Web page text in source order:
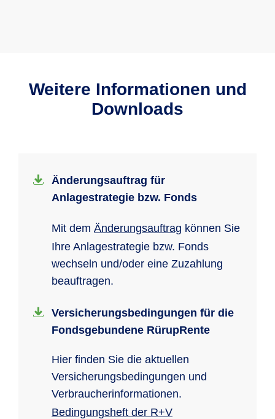
Weitere Informationen und
Downloads
Änderungsauftrag für
Anlagestrategie bzw. Fonds
Mit dem Änderungsauftrag können Sie
Ihre Anlagestrategie bzw. Fonds
wechseln und/oder eine Zuzahlung
beauftragen.
Versicherungsbedingungen für die
Fondsgebundene RürupRente
Hier finden Sie die aktuellen
Versicherungsbedingungen und
Verbraucherinformationen.
Bedingungsheft der R+V